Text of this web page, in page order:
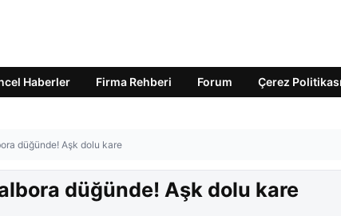
Haberler Firma Rehberi Forum Çerez Politikası
düğünde! Aşk dolu kare
düğünde! Aşk dolu kare